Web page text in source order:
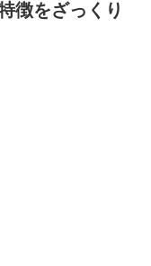
徴をざっくり